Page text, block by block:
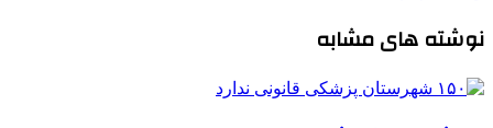
نوشته های مشابه